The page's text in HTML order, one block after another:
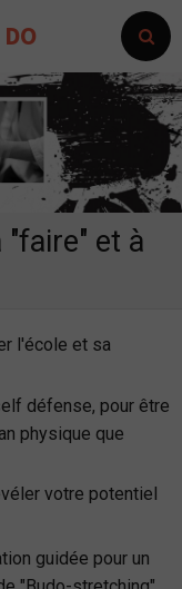
"faire" et à
l'école et sa
défense, pour être
physique que
votre potentiel
guidée pour un